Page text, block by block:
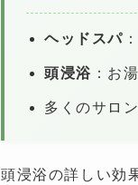
ヘッドスパ
頭浸浴 ：お
多くのサロ
頭浸浴の詳しい効